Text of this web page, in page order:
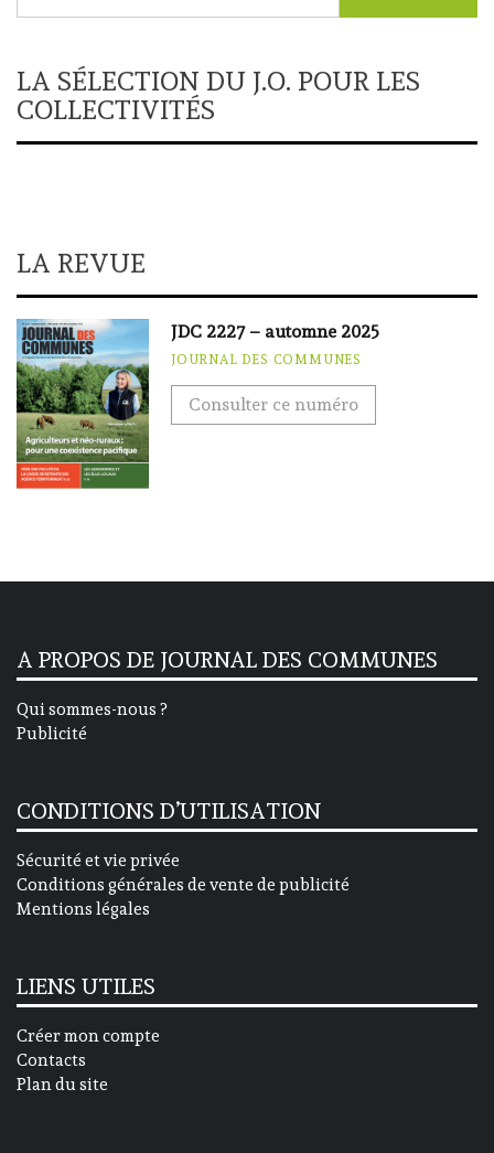
LA SÉLECTION DU J.O. POUR LES
COLLECTIVITÉS
LA REVUE
JDC 2227 – automne 2025
JOURNAL DES COMMUNES
Consulter ce numéro
A PROPOS DE JOURNAL DES COMMUNES
Qui sommes-nous ?
Publicité
CONDITIONS D’UTILISATION
Sécurité et vie privée
Conditions générales de vente de publicité
Mentions légales
LIENS UTILES
Créer mon compte
Contacts
Plan du site